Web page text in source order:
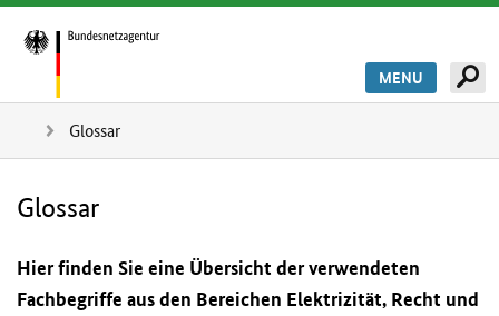
MENU
Glossar
Glossar
Hier finden Sie eine Übersicht der verwendeten
Fachbegriffe aus den Bereichen Elektrizität, Recht und